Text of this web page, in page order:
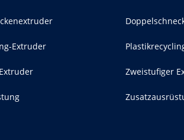
Extruder
Zweistufiger